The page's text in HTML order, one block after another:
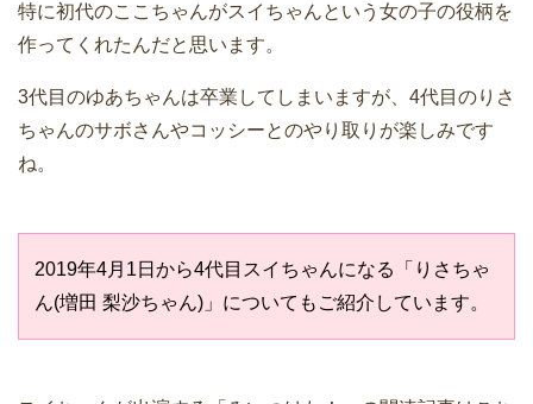
特に初代のここちゃんがスイちゃんという女の子の役柄を
作ってくれたんだと思います。
3代目のゆあちゃんは卒業してしまいますが、4代目のりさ
ちゃんのサボさんやコッシーとのやり取りが楽しみです
ね。
2019年4月1日から4代目スイちゃんになる「りさちゃ
ん(増田 梨沙ちゃん)」についてもご紹介しています。